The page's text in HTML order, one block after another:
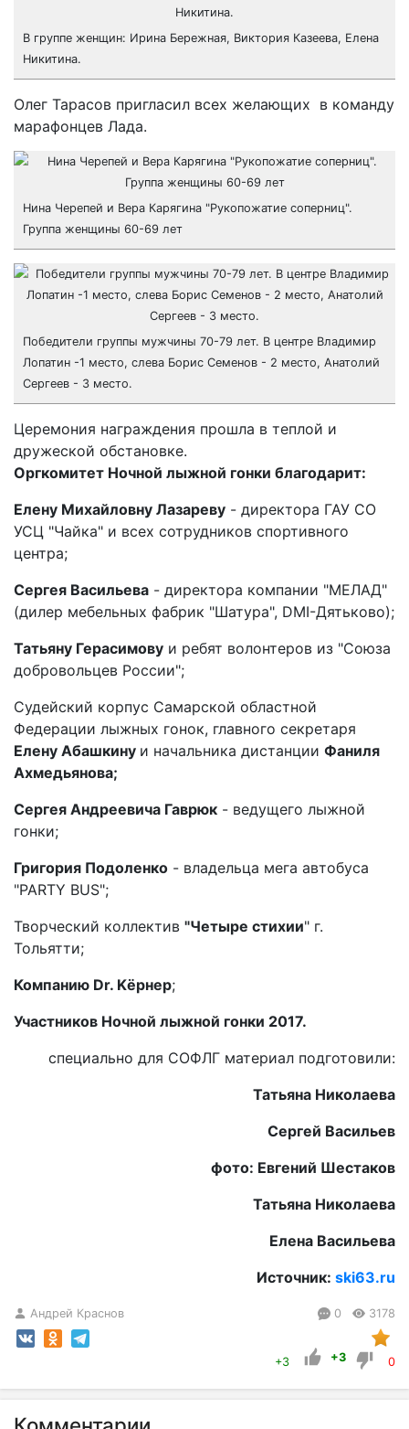
В группе женщин: Ирина Бережная, Виктория Казеева, Елена
Никитина.
Олег Тарасов пригласил всех желающих в команду
марафонцев Лада.
Нина Черепей и Вера Карягина "Рукопожатие соперниц".
Группа женщины 60-69 лет
Победители группы мужчины 70-79 лет. В центре Владимир
Лопатин -1 место, слева Борис Семенов - 2 место, Анатолий
Сергеев - 3 место.
Церемония награждения прошла в теплой и
дружеской обстановке.
Оргкомитет Ночной лыжной гонки благодарит:
Елену Михайловну Лазареву - директора ГАУ СО
УСЦ "Чайка" и всех сотрудников спортивного
центра;
Сергея Васильева - директора компании "МЕЛАД"
(дилер мебельных фабрик "Шатура", DMI-Дятьково);
Татьяну Герасимову и ребят волонтеров из "Союза
добровольцев России";
Судейский корпус Самарской областной
Федерации лыжных гонок, главного секретаря
Елену Абашкину и начальника дистанции Фаниля
Ахмедьянова;
Сергея Андреевича Гаврюк - ведущего лыжной
гонки;
Григория Подоленко - владельца мега автобуса
"PARTY BUS";
Творческий коллектив "Четыре стихии" г.
Тольятти;
Компанию Dr. Kёрнер;
Участников Ночной лыжной гонки 2017.
специально для СОФЛГ материал подготовили:
Татьяна Николаева
Сергей Васильев
фото: Евгений Шестаков
Татьяна Николаева
Елена Васильева
Источник: ski63.ru
Андрей Краснов 0 3178
+3 +3 0